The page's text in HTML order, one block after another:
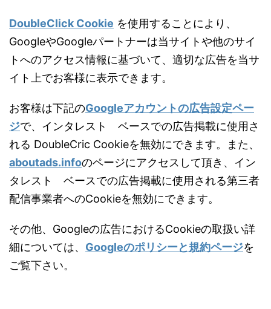
DoubleClick Cookie を使用することにより、
GoogleやGoogleパートナーは当サイトや他のサイ
トへのアクセス情報に基づいて、適切な広告を当サ
イト上でお客様に表示できます。
お客様は下記のGoogleアカウントの広告設定ペー
ジで、インタレスト ベースでの広告掲載に使用さ
れる DoubleCric Cookieを無効にできます。また、
aboutads.infoのページにアクセスして頂き、イン
タレスト ベースでの広告掲載に使用される第三者
配信事業者へのCookieを無効にできます。
その他、Googleの広告におけるCookieの取扱い詳
細については、 Googleのポリシーと規約ページを
ご覧下さい。